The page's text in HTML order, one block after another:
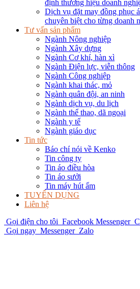
định thương hiệu doanh
Dịch vụ đặt may đồng phục
chuyên biệt cho từng doanh
Tư vấn sản phẩm
Ngành Nông nghiệp
Ngành Xây dựng
Ngành Cơ khí, hàn xì
Ngành Điện lực, viễn thông
Ngành Công nghiệp
Ngành khai thác, mỏ
Ngành quân đội, an ninh
Ngành dịch vụ, du lịch
Ngành thể thao, dã ngoại
Ngành y tế
Ngành giáo dục
Tin tức
Báo chí nói về Kenko
Tin công ty
Tin áo điều hòa
Tin áo sưởi
Tin máy hút ẩm
TUYỂN DỤNG
Liên hệ
Gọi điện cho tôi Facebook Messenger
Gọi ngay Messenger Zalo